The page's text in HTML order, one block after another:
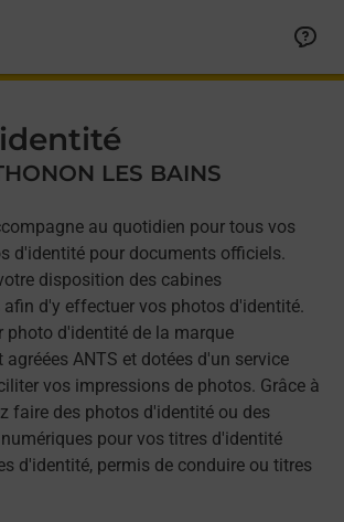
LES BAINS
au quotidien pour tous vos
d'identité pour documents officiels.
disposition des cabines
d'y effectuer vos photos d'identité.
photo d'identité de la marque
ANTS et dotées d'un service
vos impressions de photos. Grâce à
faire des photos d'identité ou des
pour vos titres d'identité
d'identité, permis de conduire ou titres